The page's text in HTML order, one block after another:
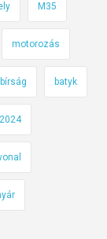
M35
motorozás
bírság batyk